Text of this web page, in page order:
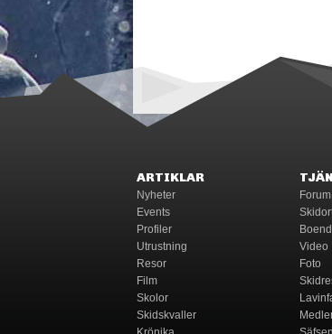
ARTIKLAR
Nyheter
Events
Profiler
Utrustning
Resor
Film
Skolor
Skidskvaller
Forum
Video
Foto